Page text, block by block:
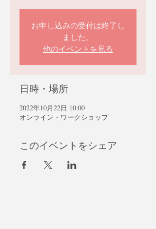
お申し込みの受付は終了し
ました。
他のイベントを見る
日時・場所
2022年10月22日 10:00
オンライン・ワークショップ
このイベントをシェア